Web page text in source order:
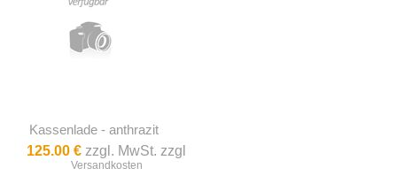
Kassenlade - anthrazit
125.00 € zzgl. MwSt. zzgl
Versandkosten